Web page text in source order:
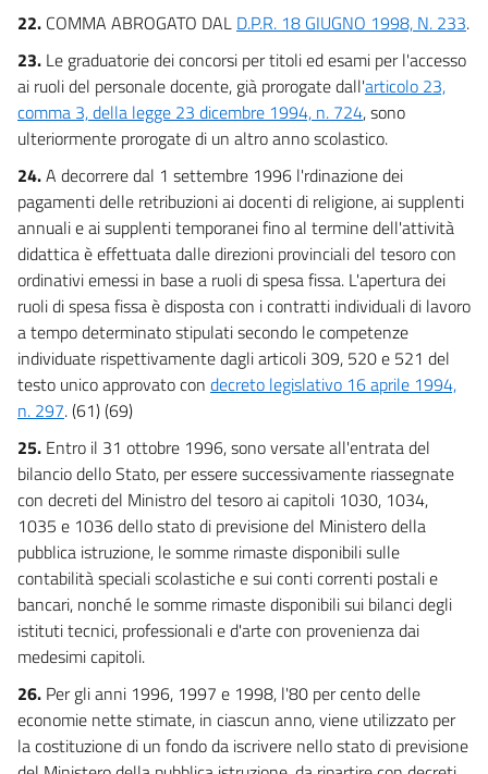
22. COMMA ABROGATO DAL D.P.R. 18 GIUGNO 1998, N. 233.
23. Le graduatorie dei concorsi per titoli ed esami per l'accesso
ai ruoli del personale docente, già prorogate dall'articolo 23,
comma 3, della legge 23 dicembre 1994, n. 724, sono
ulteriormente prorogate di un altro anno scolastico.
24.A decorrere dal 1 settembre 1996 l'rdinazione dei
pagamenti delle retribuzioni ai docenti di religione, ai supplenti
annuali e ai supplenti temporanei fino al termine dell'attività
didattica è effettuata dalle direzioni provinciali del tesoro con
ordinativi emessi in base a ruoli di spesa fissa. L'apertura dei
ruoli di spesa fissa è disposta con i contratti individuali di lavoro
a tempo determinato stipulati secondo le competenze
individuate rispettivamente dagli articoli 309, 520 e 521 del
testo unico approvato con decreto legislativo 16 aprile 1994,
n. 297. (61) (69)
25. Entro il 31 ottobre 1996, sono versate all'entrata del
bilancio dello Stato, per essere successivamente riassegnate
con decreti del Ministro del tesoro ai capitoli 1030, 1034,
1035 e 1036 dello stato di previsione del Ministero della
pubblica istruzione, le somme rimaste disponibili sulle
contabilità speciali scolastiche e sui conti correnti postali e
bancari, nonché le somme rimaste disponibili sui bilanci degli
istituti tecnici, professionali e d'arte con provenienza dai
medesimi capitoli.
26. Per gli anni 1996, 1997 e 1998, l'80 per cento delle
economie nette stimate, in ciascun anno, viene utilizzato per
la costituzione di un fondo da iscrivere nello stato di previsione